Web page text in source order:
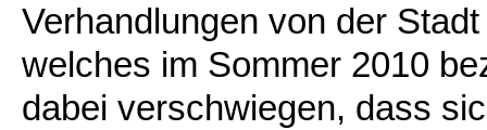
Verhandlungen von der
welches im Sommer 2010
dabei verschwiegen, dass